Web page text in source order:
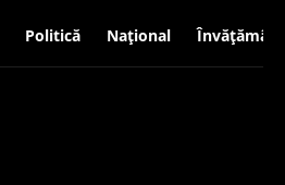
Politică Național Învățământ